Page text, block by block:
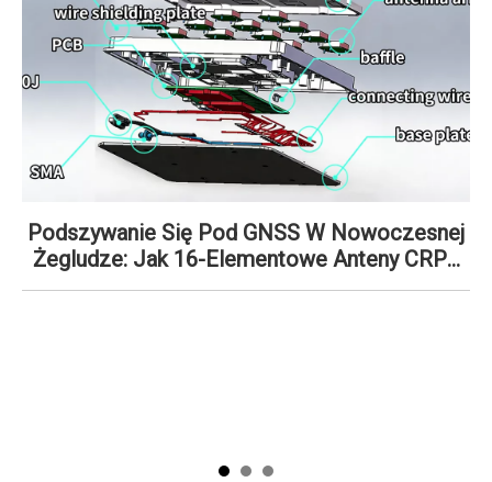
Podszywanie Się Pod GNSS W Nowoczesnej
Żegludze: Jak 16-Elementowe Anteny CRPA
Chronią Floty Morskie